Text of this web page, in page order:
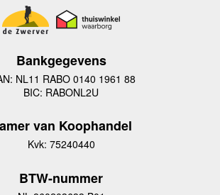
Bankgegevens
NL11 RABO 0140 1961 88
BIC: RABONL2U
van Koophandel
Kvk: 75240440
BTW-nummer